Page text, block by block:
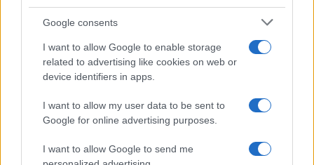
Google consents
I want to allow Google to enable storage
related to advertising like cookies on web or
device identifiers in apps.
I want to allow my user data to be sent to
Google for online advertising purposes.
I want to allow Google to send me
Ροή Ειδήσεων